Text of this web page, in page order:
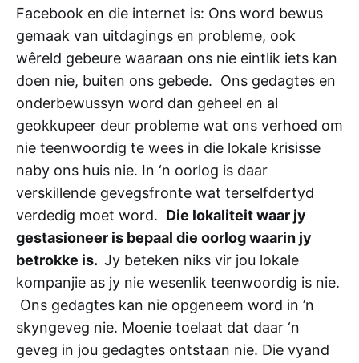
Facebook en die internet is: Ons word bewus
gemaak van uitdagings en probleme, ook
wêreld gebeure waaraan ons nie eintlik iets kan
doen nie, buiten ons gebede. Ons gedagtes en
onderbewussyn word dan geheel en al
geokkupeer deur probleme wat ons verhoed om
nie teenwoordig te wees in die lokale krisisse
naby ons huis nie. In ‘n oorlog is daar
verskillende gevegsfronte wat terselfdertyd
verdedig moet word. Die lokaliteit waar jy
gestasioneer is bepaal die oorlog waarin jy
betrokke is. Jy beteken niks vir jou lokale
kompanjie as jy nie wesenlik teenwoordig is nie.
Ons gedagtes kan nie opgeneem word in ’n
skyngeveg nie. Moenie toelaat dat daar ‘n
geveg in jou gedagtes ontstaan nie. Die vyand